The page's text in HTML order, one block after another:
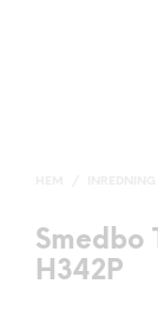
Smedbo
H342P